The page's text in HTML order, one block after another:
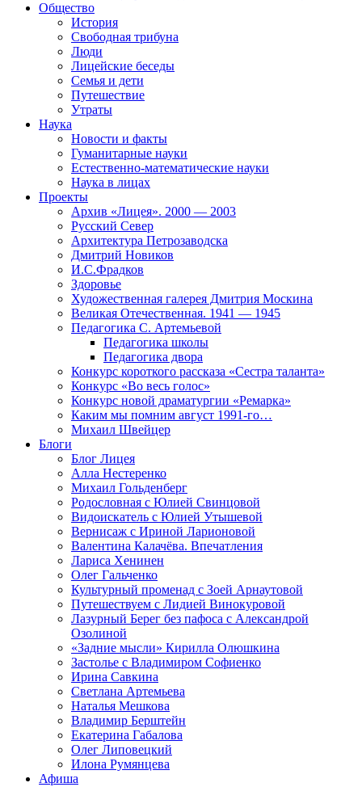
Общество
История
Свободная трибуна
Люди
Лицейские беседы
Семья и дети
Путешествие
Утраты
Наука
Новости и факты
Гуманитарные науки
Естественно-математические науки
Наука в лицах
Проекты
Архив «Лицея». 2000 — 2003
Русский Север
Архитектура Петрозаводска
Дмитрий Новиков
И.С.Фрадков
Здоровье
Художественная галерея Дмитрия Москина
Великая Отечественная. 1941 — 1945
Педагогика С. Артемьевой
Педагогика школы
Педагогика двора
Конкурс короткого рассказа «Сестра таланта»
Конкурс «Во весь голос»
Конкурс новой драматургии «Ремарка»
Каким мы помним август 1991-го…
Михаил Швейцер
Блоги
Блог Лицея
Алла Нестеренко
Михаил Гольденберг
Родословная с Юлией Свинцовой
Видоискатель с Юлией Утышевой
Вернисаж с Ириной Ларионовой
Валентина Калачёва. Впечатления
Лариса Хенинен
Олег Гальченко
Культурный променад с Зоей Арнаутовой
Путешествуем с Лидией Винокуровой
Лазурный Берег без пафоса с Александрой
Озолиной
«Задние мысли» Кирилла Олюшкина
Застолье с Владимиром Софиенко
Ирина Савкина
Светлана Артемьева
Наталья Мешкова
Владимир Берштейн
Екатерина Габалова
Олег Липовецкий
Илона Румянцева
Афиша